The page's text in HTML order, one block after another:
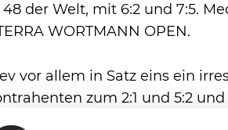
der Welt, mit 6:2 und 7:5.
WORTMANN OPEN.
vor allem in Satz eins ein
zum 2:1 und 5:2
Aufschlagspielen und